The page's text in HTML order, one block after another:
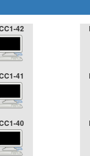
42
41
40